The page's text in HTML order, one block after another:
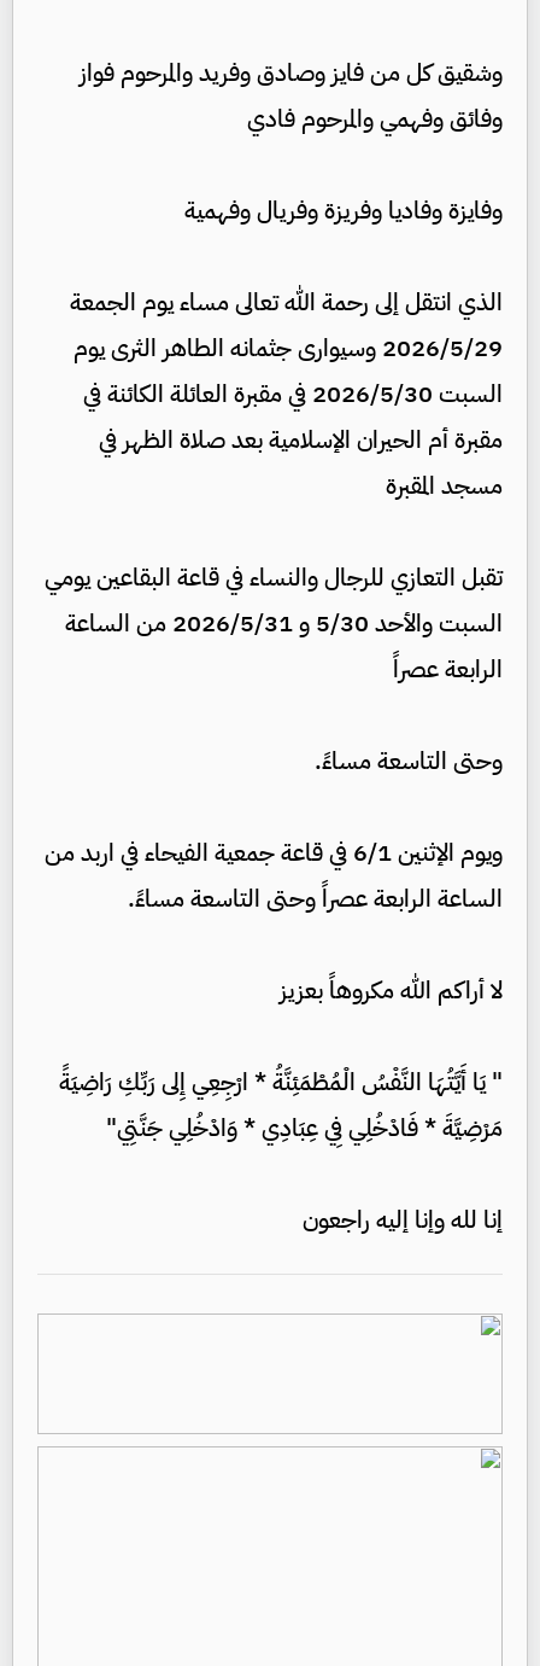
وشقيق كل من فايز وصادق وفريد والمرحوم فواز
وفائق وفهمي والمرحوم فادي
وفايزة وفاديا وفريزة وفريال وفهمية
الذي انتقل إلى رحمة الله تعالى مساء يوم الجمعة
2026/5/29 وسيوارى جثمانه الطاهر الثرى يوم
السبت 2026/5/30 في مقبرة العائلة الكائنة في
مقبرة أم الحيران الإسلامية بعد صلاة الظهر في
مسجد المقبرة
تقبل التعازي للرجال والنساء في قاعة البقاعين يومي
السبت والأحد 5/30 و 2026/5/31 من الساعة
الرابعة عصراً
وحتى التاسعة مساءً.
ويوم الإثنين 6/1 في قاعة جمعية الفيحاء في اربد من
الساعة الرابعة عصراً وحتى التاسعة مساءً.
لا أراكم الله مكروهاً بعزيز
" يَا أَيَّتُهَا النَّفْسُ الْمُطْمَئِنَّةُ * ارْجِعِي إِلى رَبِّكِ رَاضِيَةً
مَرْضِيَّةَ * فَادْخُلِي فِي عِبَادِي * وَادْخُلِي جَنَّتِي"
إنا لله وإنا إليه راجعون